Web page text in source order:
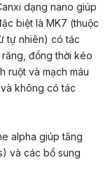
dạng nano giúp
biệt là MK7 (thuộc
tự nhiên) có tác
đồng thời kéo
ruột và mạch máu
không có tác
alpha giúp tăng
và các bổ sung